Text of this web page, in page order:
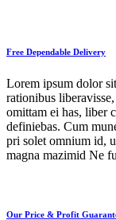
Free Dependable Delivery
Lorem ipsum dolor
rationibus
omittam ei has, liber
definiebas. Cum
pri solet omnium id,
magna mazimid Ne
Our Price & Profit